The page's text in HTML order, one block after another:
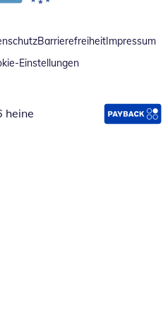
Fenster
Öffnet in neuem Fenster
BarrierefreiheitImpressum
Einstellungen
heine